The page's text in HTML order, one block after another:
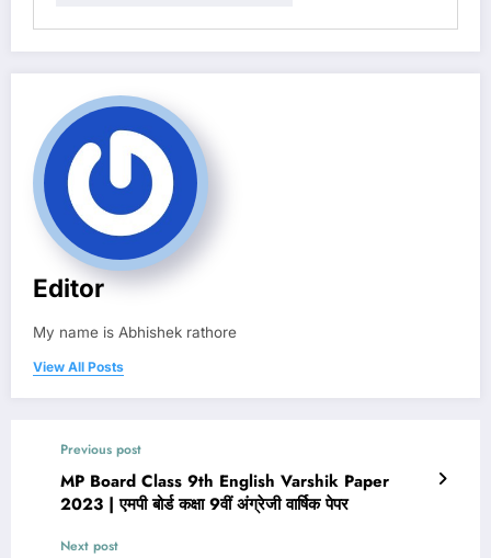
Editor
My name is Abhishek rathore
View All Posts
Previous post
MP Board Class 9th English Varshik Paper
2023 | एमपी बोर्ड कक्षा 9वीं अंग्रेजी वार्षिक पेपर
Next post